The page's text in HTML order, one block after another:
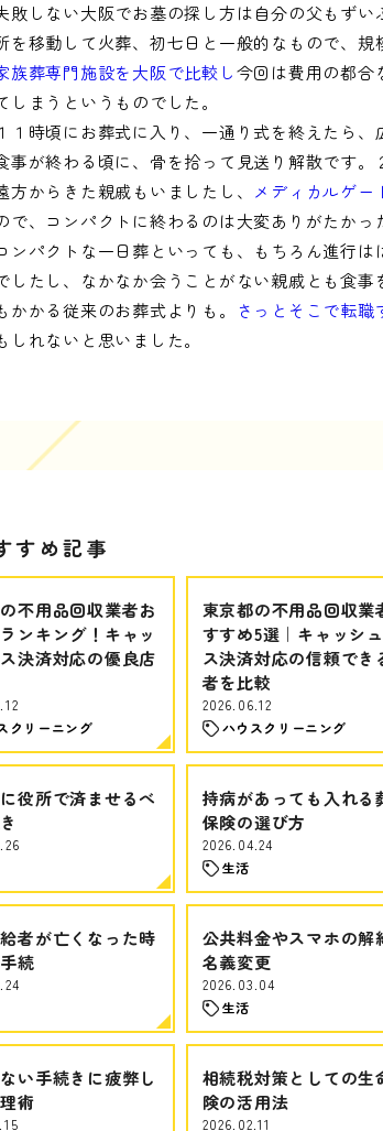
敗しない大阪でお墓の探し方は自分の父もず
を移動して火葬、初七日と一般的なもので、規
族葬専門施設を大阪で比較し今回は費用の都合
しまうというものでした。
１１時頃にお葬式に入り、一通り式を終えたら
事が終わる頃に、骨を拾って見送り解散です。
方からきた親戚もいましたし、 メディカルゲー
で、コンパクトに終わるのは大変ありがたかっ
ンパクトな一日葬といっても、もちろん進行
したし、なかなか会うことがない親戚とも食
かかる従来のお葬式よりも。
さっとそこで転
しれないと思いました。
すめ記事
不用品回収業者お
ンキング！キャッ
決済対応の優良店
クリーニング
東京都の不用品回収業
すすめ5選｜キャッシ
ス決済対応の信頼でき
者を比較
2026.06.12
ハウスクリーニング
役所で済ませるべ
持病があっても入れる
保険の選び方
2026.04.24
生活
者が亡くなった時
続
公共料金やスマホの解
名義変更
2026.03.04
生活
い手続きに疲弊し
術
相続税対策としての生
険の活用法
2026.02.11